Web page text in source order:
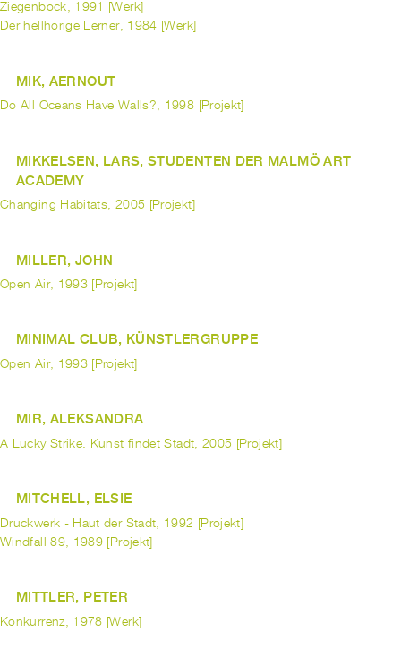
Ziegenbock, 1991 [Werk]
Der hellhörige Lerner, 1984 [Werk]
MIK, AERNOUT
Do All Oceans Have Walls?, 1998 [Projekt]
MIKKELSEN, LARS, STUDENTEN DER MALMÖ ART
ACADEMY
Changing Habitats, 2005 [Projekt]
MILLER, JOHN
Open Air, 1993 [Projekt]
MINIMAL CLUB, KÜNSTLERGRUPPE
Open Air, 1993 [Projekt]
MIR, ALEKSANDRA
A Lucky Strike. Kunst findet Stadt, 2005 [Projekt]
MITCHELL, ELSIE
Druckwerk - Haut der Stadt, 1992 [Projekt]
Windfall 89, 1989 [Projekt]
MITTLER, PETER
Konkurrenz, 1978 [Werk]